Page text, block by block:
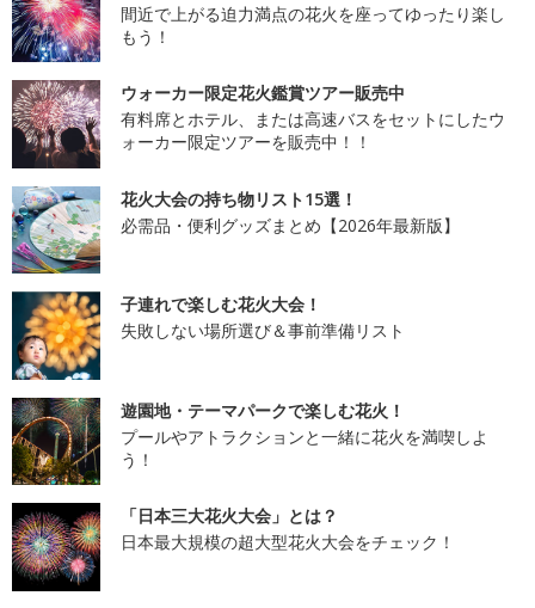
間近で上がる迫力満点の花火を座ってゆったり楽し
もう！
ウォーカー限定花火鑑賞ツアー販売中
有料席とホテル、または高速バスをセットにしたウ
ォーカー限定ツアーを販売中！！
花火大会の持ち物リスト15選！
必需品・便利グッズまとめ【2026年最新版】
子連れで楽しむ花火大会！
失敗しない場所選び＆事前準備リスト
遊園地・テーマパークで楽しむ花火！
プールやアトラクションと一緒に花火を満喫しよ
う！
「日本三大花火大会」とは？
日本最大規模の超大型花火大会をチェック！